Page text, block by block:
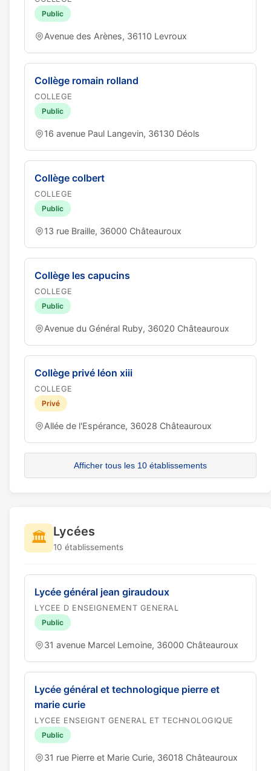
Public
Avenue des Arènes, 36110 Levroux
Collège romain rolland
COLLEGE
Public
16 avenue Paul Langevin, 36130 Déols
Collège colbert
COLLEGE
Public
13 rue Braille, 36000 Châteauroux
Collège les capucins
COLLEGE
Public
Avenue du Général Ruby, 36020 Châteauroux
Collège privé léon xiii
COLLEGE
Privé
Allée de l'Espérance, 36028 Châteauroux
Afficher tous les 10 établissements
🏛️ Lycées
10 établissements
Lycée général jean giraudoux
LYCEE D ENSEIGNEMENT GENERAL
Public
31 avenue Marcel Lemoine, 36000 Châteauroux
Lycée général et technologique pierre et
marie curie
LYCEE ENSEIGNT GENERAL ET TECHNOLOGIQUE
Public
31 rue Pierre et Marie Curie, 36018 Châteauroux